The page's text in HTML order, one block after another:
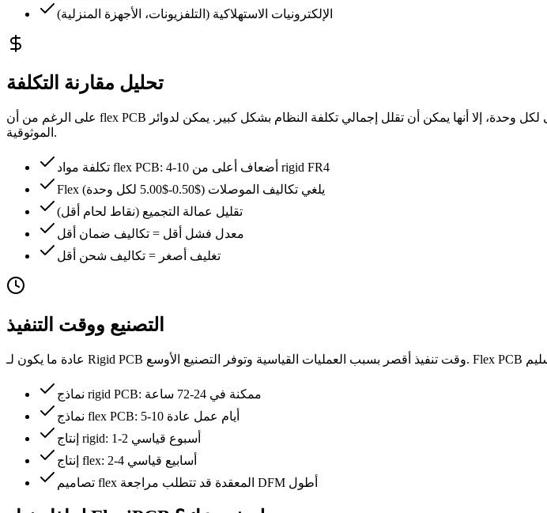
الإلكترونيات الاستهلاكية (التلفزيونات، الأجهزة المنزلية)
تحليل مقارنة التكلفة
على الرغم من أن flex PCB لها تكلفة أعلى لكل وحدة، إلا أنها يمكن أن تقلل إجمالي تكلفة النظام بشكل كبير. يمكن لدوائر flex أن تحل محل عدة لوحات rigid وموصلات وكابلات، مما يبسط التجميع ويحسن
الموثوقية.
تكلفة مواد flex PCB: 4-10 أضعاف أعلى من rigid FR4
Flex يلغي تكاليف الموصلات ($0.50-$5.00 لكل وحدة)
تقليل عمالة التجميع (نقاط لحام أقل)
معدل فشل أقل = تكاليف ضمان أقل
تغليف أصغر = تكاليف شحن أقل
التصنيع ووقت التنفيذ
نماذج rigid PCB: ممكنة في 24-72 ساعة
نماذج flex PCB: 5-10 أيام عمل عادة
إنتاج rigid: 1-2 أسبوع قياسي
إنتاج flex: 2-4 أسابيع قياسي
تصاميم flex المعقدة قد تتطلب مراجعة DFM أطول